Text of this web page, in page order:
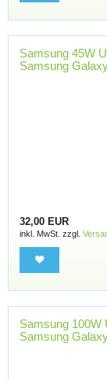
Samsung 45W
Samsung
32,00 EUR
inkl. MwSt. zzgl.
Samsung 100W
Samsung